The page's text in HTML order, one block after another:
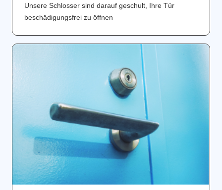
Unsere Schlosser sind darauf geschult, Ihre Tür
beschädigungsfrei zu öffnen